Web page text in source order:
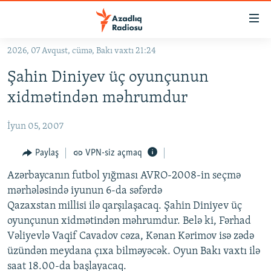
Əsas
qayıt
Əsas
qayıt
#İZAHLA
#ƏSLINDƏ
FƏRQƏ BAX
QANUNI DOĞRU
ARAŞDIRMA
MULTIMEDIA
VIDEO
FOTOQALEREYA
RADIO ARXIV
OXU ZALI
HAQQIMIZDA
2026, 07 Avqust, cümə, Bakı vaxtı 21:24
Şahin Diniyev üç oyunçunun
xidmətindən məhrumdur
İyun 05, 2007
Paylaş VPN-siz açmaq
Azərbaycanın futbol yığması AVRO-2008-in seçmə
mərhələsində iyunun 6-da səfərdə
Qazaxstan millisi ilə qarşılaşacaq. Şahin Diniyev üç
oyunçunun xidmətindən məhrumdur. Belə ki, Fərhad
Vəliyevlə Vaqif Cavadov cəza, Kənan Kərimov isə zədə
üzündən meydana çıxa bilməyəcək. Oyun Bakı vaxtı ilə
saat 18.00-da başlayacaq.